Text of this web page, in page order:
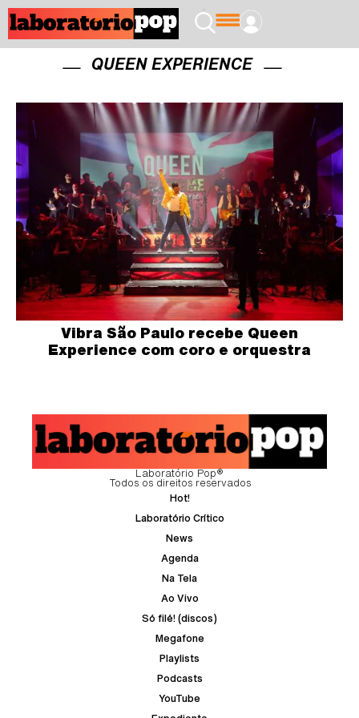
QUEEN EXPERIENCE
Vibra São Paulo recebe Queen
Experience com coro e orquestra
Laboratório Pop®
Todos os direitos reservados
Hot!
Laboratório Crítico
News
Agenda
Na Tela
Ao Vivo
Só filé! (discos)
Megafone
Playlists
Podcasts
YouTube